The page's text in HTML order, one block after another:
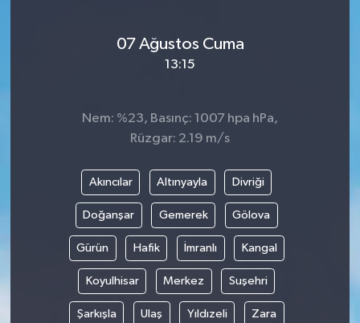
07 Ağustos Cuma
13:15
Nem: %23, Basınç: 1007 hpa hPa,
Rüzgar: 2.19 m/s
Akıncılar Altınyayla Divriği
Doğanşar Gemerek Gölova
Gürün Hafik İmranlı Kangal
Koyulhisar Merkez Suşehri
Şarkışla Ulaş Yıldızeli Zara
Resmî ilanlar
Sağlık
Siyaset